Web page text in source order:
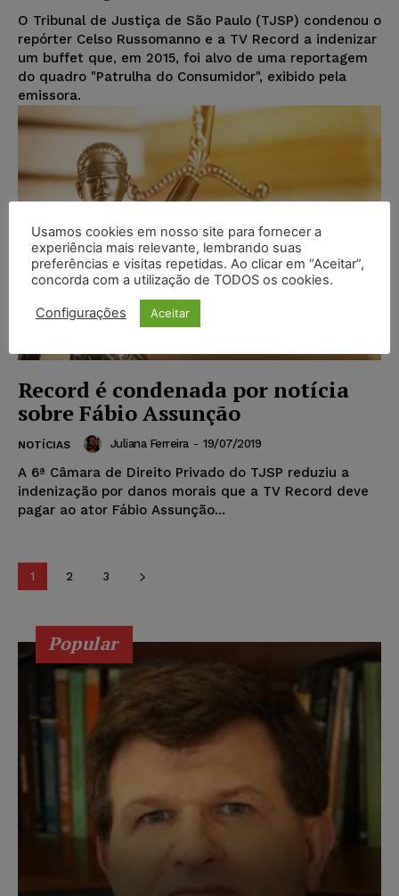
O Tribunal de Justiça de São Paulo (TJSP) condenou o
repórter Celso Russomanno e a TV Record a indenizar
um buffet que, em 2015, foi alvo de uma reportagem
do quadro "Patrulha do Consumidor", exibido pela
emissora.
Record é condenada por notícia
sobre Fábio Assunção
NOTÍCIAS Juliana Ferreira - 19/07/2019
A 6ª Câmara de Direito Privado do TJSP reduziu a
indenização por danos morais que a TV Record deve
pagar ao ator Fábio Assunção...
1 2 3
Popular
Usamos cookies em nosso site para fornecer a
experiência mais relevante, lembrando suas
preferências e visitas repetidas. Ao clicar em “Aceitar”,
concorda com a utilização de TODOS os cookies.
Configurações Aceitar